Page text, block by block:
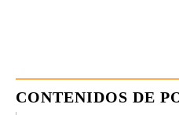
CONTENIDOS DE